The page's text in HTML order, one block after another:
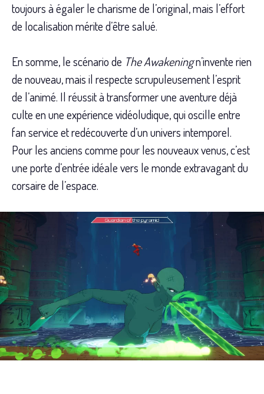
toujours à égaler le charisme de l’original, mais l’effort
de localisation mérite d’être salué.
En somme, le scénario de The Awakeningn’invente rien
de nouveau, mais il respecte scrupuleusement l’esprit
de l’animé. Il réussit à transformer une aventure déjà
culte en une expérience vidéoludique, qui oscille entre
fan service et redécouverte d’un univers intemporel.
Pour les anciens comme pour les nouveaux venus, c’est
une porte d’entrée idéale vers le monde extravagant du
corsaire de l’espace.